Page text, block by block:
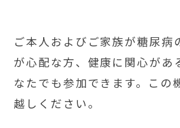
ご本人およびご家族が糖尿病
が心配な方、健康に関心があ
なたでも参加できます。この
越しください。